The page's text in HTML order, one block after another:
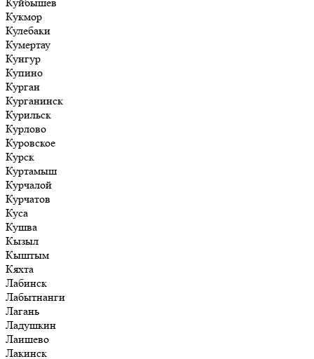
Кукмор
Кулебаки
Кумертау
Кунгур
Купино
Курган
Курганинск
Курильск
Курлово
Куровское
Курск
Куртамыш
Курчалой
Курчатов
Куса
Кушва
Кызыл
Кыштым
Кяхта
Лабинск
Лабытнанги
Лагань
Ладушкин
Лаишево
Лакинск